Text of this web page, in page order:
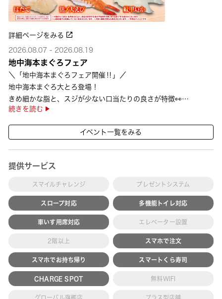
詳細ページをみる
2026.08.07 - 2026.08.19
地中海本まぐろフェア
＼「地中海本まぐろフェア開催‼」／
地中海本まぐろ大とろ登場！
きめ細かな脂と、スジが少ない口当たりの良さが特徴👀
さらに、鹿児島で育った高級魚【鹿児島県産活〆かんぱち】など
続きを読む
イベント一覧をみる
提供サービス
スマイルチャレンジ プレゼントシステム
スロープ対応 多機能トイレ対応
車いす用席対応 エレベーター設置
2階以上 スマホで注文
スマホでお持ち帰り スマートくら寿司
CHARGE SPOT 無料WIFI
グローバル旗艦店 プラス型店舗